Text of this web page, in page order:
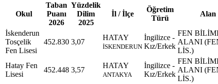
Okul
Taban
Puanı
2026
Yüzdelik
Dilim
2025
İl / İlçe
Öğretim
Türü
Alan
İskenderun
Tosçelik
Fen Lisesi
452.830 3,07
HATAY
İSKENDERUN
İngilizce -
Kız/Erkek
FEN
ALANI
LİS.)
Hatay Fen
Lisesi
452.448 3,57
HATAY
ANTAKYA
İngilizce -
Kız/Erkek
FEN
ALANI
LİS.)